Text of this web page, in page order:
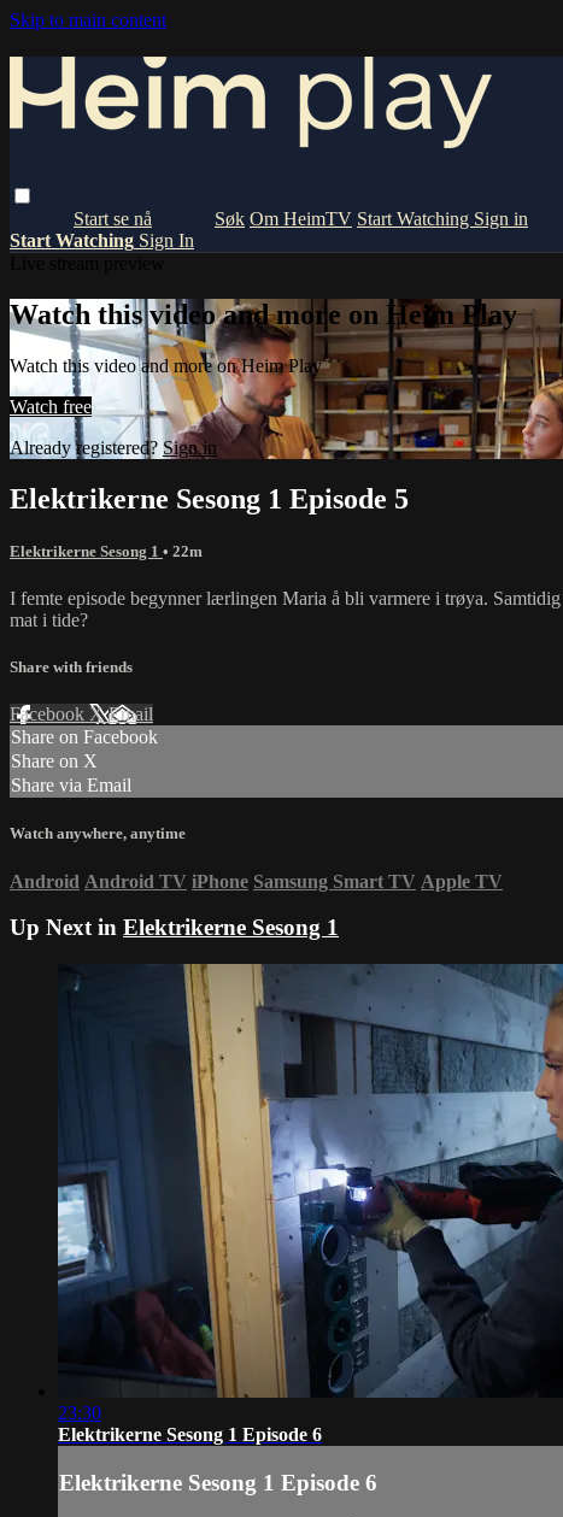
Skip to main content
Om HeimTV Start Watching Sign in
Start Watching Sign In
Watch this video and more on Heim Play
Watch this video and more on Heim Play
Watch free
Already registered? Sign in
Elektrikerne Sesong 1 Episode 5
Elektrikerne Sesong 1 • 22m
I femte episode begynner lærlingen Maria å bli varmere i trøya.
mat i tide?
Share with friends
Facebook XEmail
Share on Facebook
Share on X
Share via Email
Watch anywhere, anytime
Android Android TV iPhone Samsung Smart TV Apple TV
Up Next in Elektrikerne Sesong 1
23:30
Elektrikerne Sesong 1 Episode 6
Elektrikerne Sesong 1 Episode 6